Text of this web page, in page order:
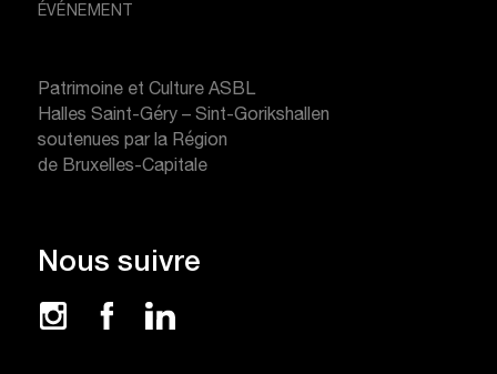
Nous suivre
ÉVÉNEMENT
Patrimoine et Culture ASBL
Halles Saint-Géry – Sint-Gorikshallen
soutenues par la Région
de Bruxelles-Capitale